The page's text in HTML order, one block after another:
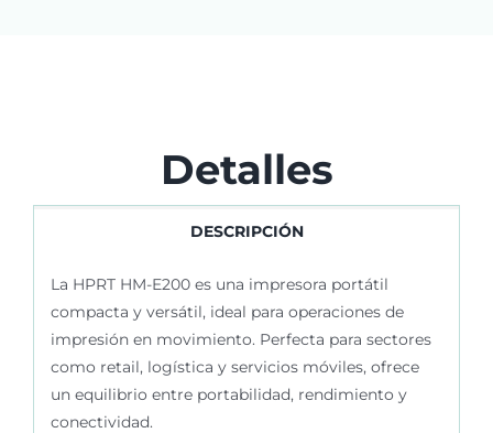
Detalles
DESCRIPCIÓN
La HPRT HM-E200 es una impresora portátil
compacta y versátil, ideal para operaciones de
impresión en movimiento. Perfecta para sectores
como retail, logística y servicios móviles, ofrece
un equilibrio entre portabilidad, rendimiento y
conectividad.